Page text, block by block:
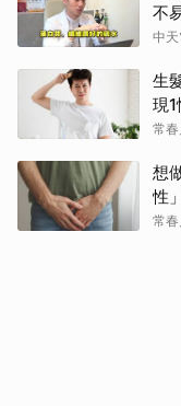
不
中
生
現
常
想
性
常